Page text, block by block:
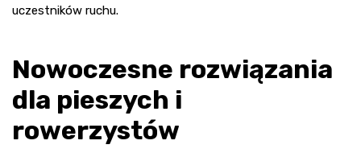
uczestników ruchu.
Nowoczesne rozwiązania
dla pieszych i
rowerzystów